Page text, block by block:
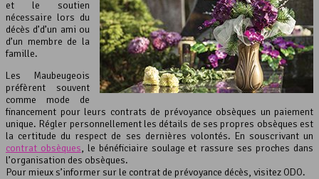
et le soutien
nécessaire lors du
décès d’d’un ami ou
d’un membre de la
famille.
Les Maubeugeois
préfèrent souvent
comme mode de
financement pour leurs contrats de prévoyance obsèques un paiement
unique. Régler personnellement les détails de ses propres obsèques est
la certitude du respect de ses dernières volontés. En souscrivant un
contrat obsèques, le bénéficiaire soulage et rassure ses proches dans
l’organisation des obsèques.
Pour mieux s’informer sur le contrat de prévoyance décès, visitez ODO.